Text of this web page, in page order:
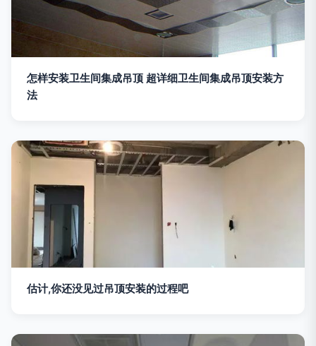
怎样安装卫生间集成吊顶 超详细卫生间集成吊顶安装方
法
估计,你还没见过吊顶安装的过程吧